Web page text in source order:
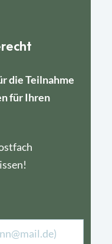
die Teilnahme
für Ihren